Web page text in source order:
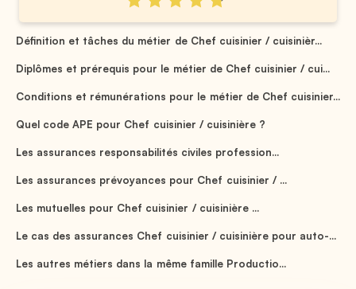
Définition et tâches du métier de Chef cuisinier / cuisinièr...
Diplômes et prérequis pour le métier de Chef cuisinier / cui...
Conditions et rémunérations pour le métier de Chef cuisinier...
Quel code APE pour Chef cuisinier / cuisinière ?
Les assurances responsabilités civiles profession...
Les assurances prévoyances pour Chef cuisinier / ...
Les mutuelles pour Chef cuisinier / cuisinière ...
Le cas des assurances Chef cuisinier / cuisinière pour auto-...
Les autres métiers dans la même famille Productio...